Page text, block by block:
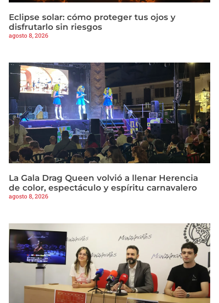
Eclipse solar: cómo proteger tus ojos y
disfrutarlo sin riesgos
agosto 8, 2026
La Gala Drag Queen volvió a llenar Herencia
de color, espectáculo y espíritu carnavalero
agosto 8, 2026